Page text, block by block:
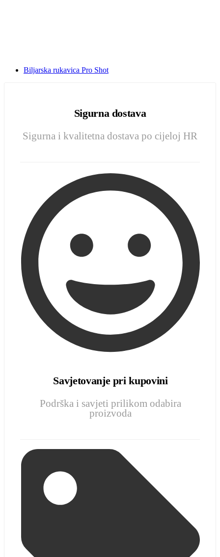
Biljarska rukavica Pro Shot
Sigurna dostava
Sigurna i kvalitetna dostava po cijeloj HR
Savjetovanje pri kupovini
Podrška i savjeti prilikom odabira
proizvoda